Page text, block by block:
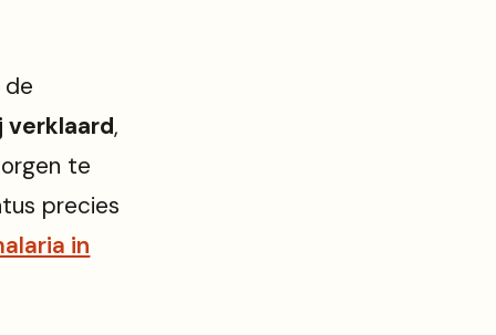
de
verklaard,
te
precies
in